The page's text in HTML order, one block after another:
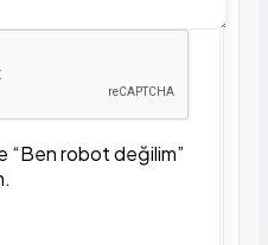
“Ben robot değilim”